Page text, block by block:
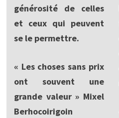
générosité de celles
et ceux qui peuvent
se le permettre.
« Les choses sans prix
ont souvent une
grande valeur » Mixel
Berhocoirigoin